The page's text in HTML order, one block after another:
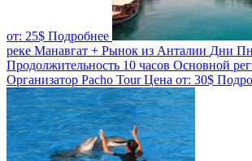
от: 25$ Подробнее
реке Манавгат + Рынок из Анталии Дни
Продолжительность 10 часов Основной
Организатор Pacho TourЦена от: 30$